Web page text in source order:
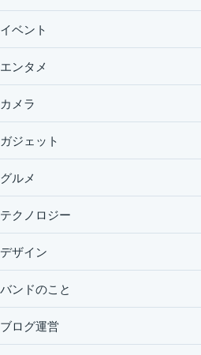
イベント
エンタメ
カメラ
ガジェット
グルメ
テクノロジー
デザイン
バンドのこと
ブログ運営